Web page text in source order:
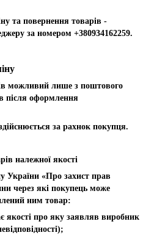
та повернення товарів -
за номером +380934162259.
можливий лише з поштового
після оформлення
за рахнок покупця.
належної якості
України «Про захист прав
через які покупець може
ним товар:
якості про яку заявляв виробник